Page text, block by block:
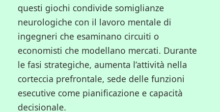
questi giochi condivide somiglianze
neurologiche con il lavoro mentale di
ingegneri che esaminano circuiti o
economisti che modellano mercati. Durante
le fasi strategiche, aumenta l’attività nella
corteccia prefrontale, sede delle funzioni
esecutive come pianificazione e capacità
decisionale.